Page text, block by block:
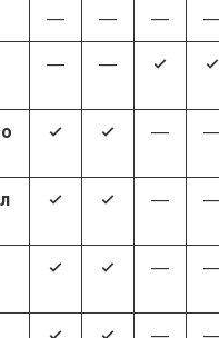
— — —
— — 4 4
4 4 —
4 4 —
4 4 —